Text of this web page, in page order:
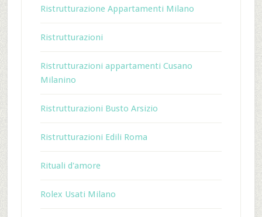
Ristrutturazione Appartamenti Milano
Ristrutturazioni
Ristrutturazioni appartamenti Cusano
Milanino
Ristrutturazioni Busto Arsizio
Ristrutturazioni Edili Roma
Rituali d'amore
Rolex Usati Milano